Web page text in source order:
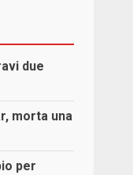
due
morta una
per